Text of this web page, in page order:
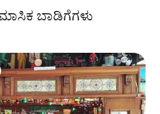
ಬಾಡಿಗೆಗಳು